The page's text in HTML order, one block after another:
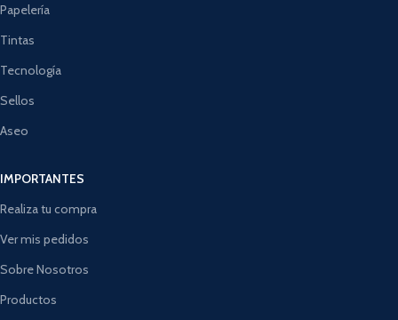
Papelería
Tintas
Tecnología
Sellos
Aseo
IMPORTANTES
Realiza tu compra
Ver mis pedidos
Sobre Nosotros
Productos